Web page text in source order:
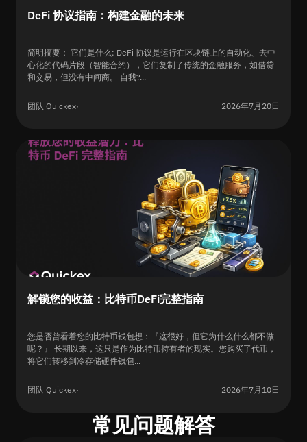
DeFi 协议指南：构建金融的未来
简明摘要： 它们是什么: DeFi 协议是运行在区块链上的自动化、去中
心化的代码片段（智能合约），它们复制了传统的金融服务，如借贷
和交易，但没有中间商。 自我?...
团队 Quickex· 2026年7月20日
解锁您的收益：比特币DeFi完整指南
您是否曾看着您的比特币钱包想：『这很好，但它为什么什么都不做
呢？』 长期以来，这只是作为比特币持有者的现实。您购买了代币，
将它们转移到冷存储硬件钱包...
团队 Quickex· 2026年7月10日
常见问题解答